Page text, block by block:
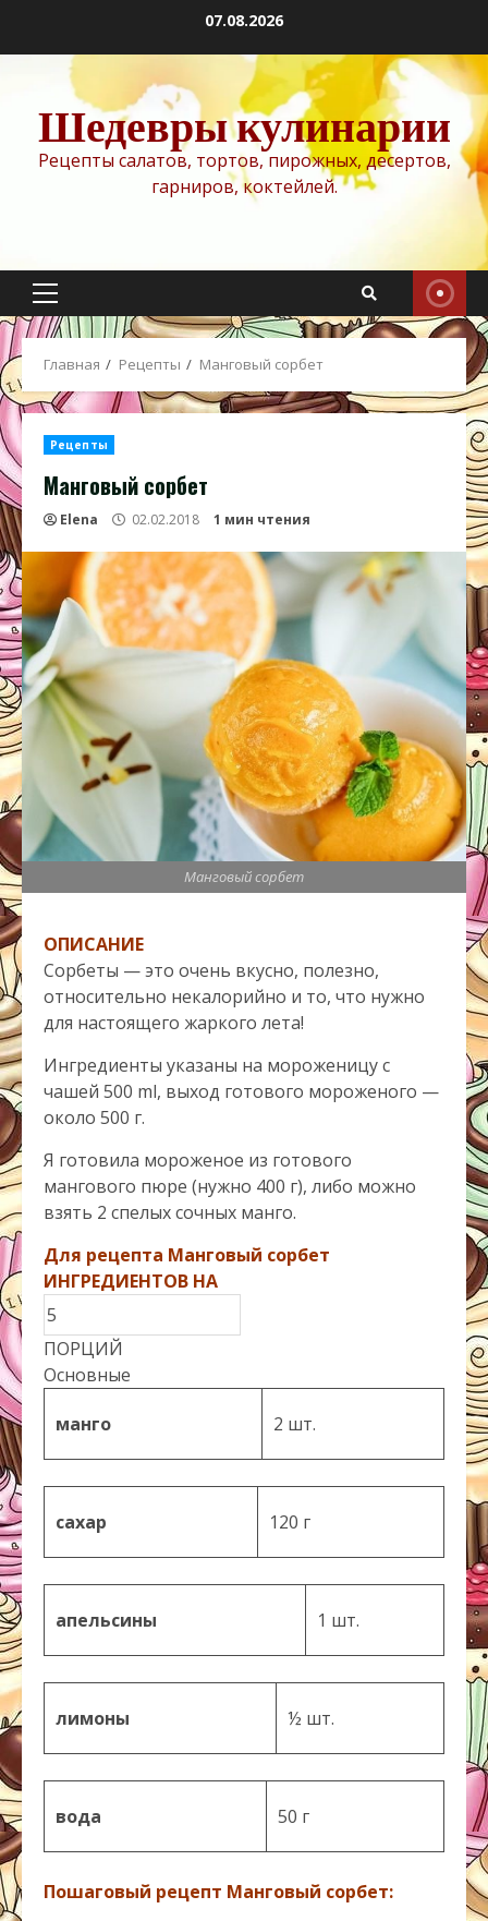
содержимому
07.08.2026
Шедевры кулинарии
Рецепты салатов, тортов, пирожных, десертов,
гарниров, коктейлей.
Основное
меню
Главная Рецепты Манговый сорбет
Рецепты
Манговый сорбет
Elena 02.02.2018 1 мин чтения
Манговый сорбет
ОПИСАНИЕ
Сорбеты — это очень вкусно, полезно,
относительно некалорийно и то, что нужно
для настоящего жаркого лета!
Ингредиенты указаны на мороженицу с
чашей 500 ml, выход готового мороженого —
около 500 г.
Я готовила мороженое из готового
мангового пюре (нужно 400 г), либо можно
взять 2 спелых сочных манго.
Для рецепта Манговый сорбет
ИНГРЕДИЕНТОВ НА
ПОРЦИЙ
Основные
манго 2 шт.
сахар 120 г
апельсины 1 шт.
лимоны ½ шт.
вода 50 г
Пошаговый рецепт Манговый сорбет: